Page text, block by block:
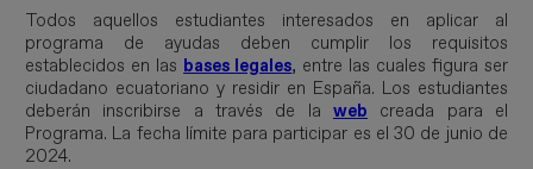
Todos aquellos estudiantes interesados en aplicar al
programa de ayudas deben cumplir los requisitos
establecidos en las bases legales, entre las cuales figura ser
ciudadano ecuatoriano y residir en España. Los estudiantes
deberán inscribirse a través de la web creada para el
Programa. La fecha límite para participar es el 30 de junio de
2024.